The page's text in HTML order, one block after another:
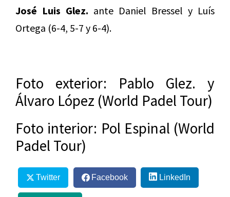
José Luis Glez. ante Daniel Bressel y Luís
Ortega (6-4, 5-7 y 6-4).
Foto exterior: Pablo Glez. y
Álvaro López (World Padel Tour)
Foto interior: Pol Espinal (World
Padel Tour)
Twitter Facebook LinkedIn